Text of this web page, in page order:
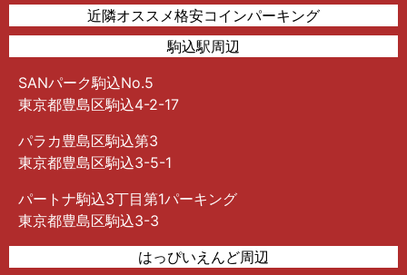
近隣オススメ格安コインパーキング
駒込駅周辺
SANパーク駒込No.5
東京都豊島区駒込4-2-17
パラカ豊島区駒込第3
東京都豊島区駒込3-5-1
パートナ駒込3丁目第1パーキング
東京都豊島区駒込3-3
はっぴいえんど周辺